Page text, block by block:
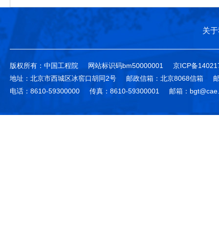
关
版权所有：中国工程院 网站标识码bm50000001
京ICP备
地址：北京市西城区冰窖口胡同2号
邮政信箱：北京8068信箱
电话：8610-59300000
传真：8610-59300001 邮箱：